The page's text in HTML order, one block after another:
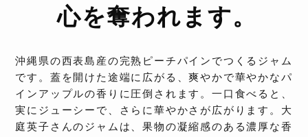
心を奪われます。
沖縄県の西表島産の完熟ピーチパインでつくるジャム
です。蓋を開けた途端に広がる、爽やかで華やかなパ
インアップルの香りに圧倒されます。一口食べると、
実にジューシーで、さらに華やかさが広がります。大
庭英子さんのジャムは、果物の凝縮感のある濃厚な香